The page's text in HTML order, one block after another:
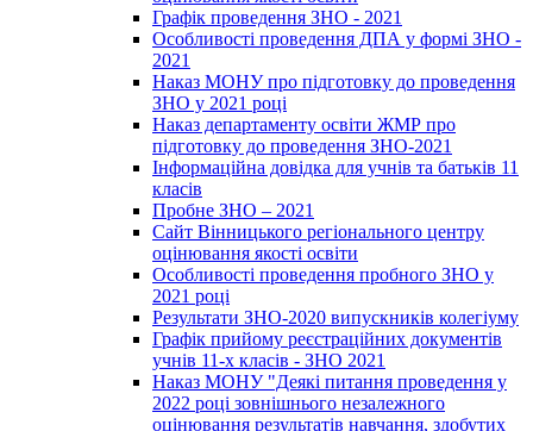
Графік проведення ЗНО - 2021
Особливості проведення ДПА у формі ЗНО -
2021
Наказ МОНУ про підготовку до проведення
ЗНО у 2021 році
Наказ департаменту освіти ЖМР про
підготовку до проведення ЗНО-2021
Інформаційна довідка для учнів та батьків 11
класів
Пробне ЗНО – 2021
Сайт Вінницького регіонального центру
оцінювання якості освіти
Особливості проведення пробного ЗНО у
2021 році
Результати ЗНО-2020 випускників колегіуму
Графік прийому реєстраційних документів
учнів 11-х класів - ЗНО 2021
Наказ МОНУ "Деякі питання проведення у
2022 році зовнішнього незалежного
оцінювання результатів навчання, здобутих